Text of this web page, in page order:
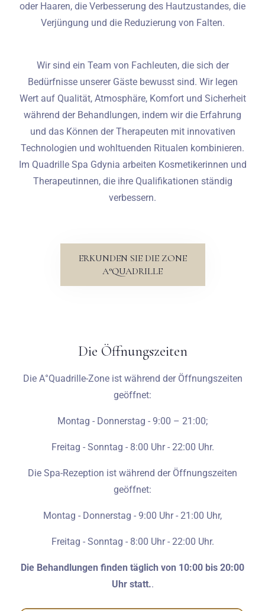
oder Haaren, die Verbesserung des Hautzustandes, die
Verjüngung und die Reduzierung von Falten.
Wir sind ein Team von Fachleuten, die sich der
Bedürfnisse unserer Gäste bewusst sind. Wir legen
Wert auf Qualität, Atmosphäre, Komfort und Sicherheit
während der Behandlungen, indem wir die Erfahrung
und das Können der Therapeuten mit innovativen
Technologien und wohltuenden Ritualen kombinieren.
Im Quadrille Spa Gdynia arbeiten Kosmetikerinnen und
Therapeutinnen, die ihre Qualifikationen ständig
verbessern.
ERKUNDEN SIE DIE ZONE
A°QUADRILLE
Die Öffnungszeiten
Die A°Quadrille-Zone ist während der Öffnungszeiten
geöffnet:
Montag - Donnerstag - 9:00 – 21:00;
Freitag - Sonntag - 8:00 Uhr - 22:00 Uhr.
Die Spa-Rezeption ist während der Öffnungszeiten
geöffnet:
Montag - Donnerstag - 9:00 Uhr - 21:00 Uhr,
Freitag - Sonntag - 8:00 Uhr - 22:00 Uhr.
Die Behandlungen finden täglich von 10:00 bis 20:00
Uhr statt..